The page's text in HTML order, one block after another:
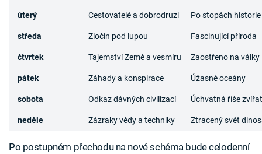
úterý Cestovatelé a dobrodruzi Po stopách historie
středa Zločin pod lupou Fascinující příroda
čtvrtek Tajemství Země a vesmíru Zaostřeno na války
pátek Záhady a konspirace Úžasné oceány
sobota Odkaz dávných civilizací Úchvatná říše zvířat
neděle Zázraky vědy a techniky Ztracený svět
Po postupném přechodu na nové schéma bude celodenní